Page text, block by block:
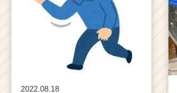
2022.08.18